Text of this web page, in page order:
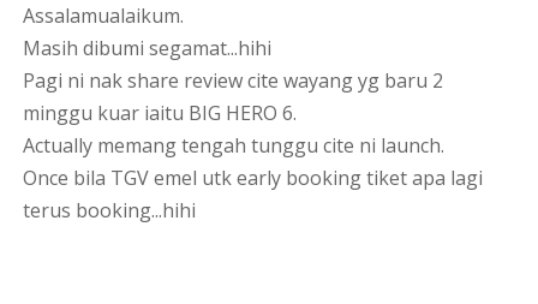
Assalamualaikum.
Masih dibumi segamat...hihi
Pagi ni nak share review cite wayang yg baru 2
minggu kuar iaitu BIG HERO 6.
Actually memang tengah tunggu cite ni launch.
Once bila TGV emel utk early booking tiket apa lagi
terus booking...hihi